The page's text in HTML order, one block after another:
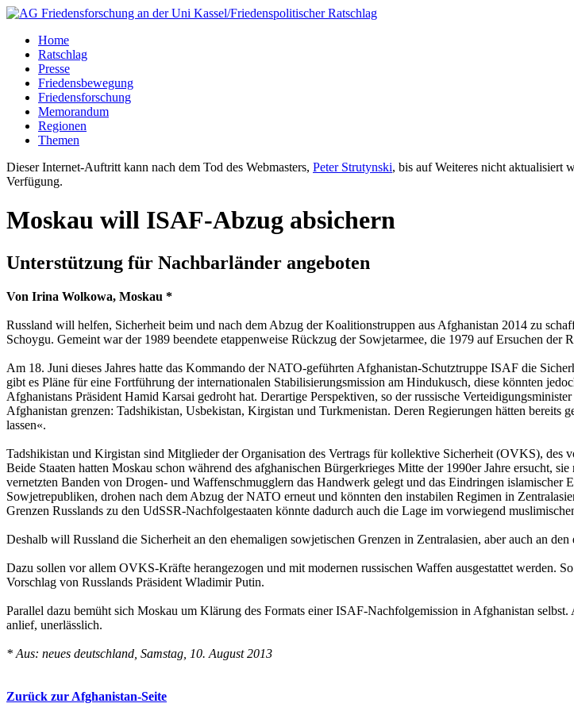
Home
Ratschlag
Presse
Friedensbewegung
Friedensforschung
Memorandum
Regionen
Themen
Dieser Internet-Auftritt kann nach dem Tod des Webmasters, Peter Strutynski, bis auf Weiteres nicht aktualisiert
Verfügung.
Moskau will ISAF-Abzug absichern
Unterstützung für Nachbarländer angeboten
Von Irina Wolkowa, Moskau *
Russland will helfen, Sicherheit beim und nach dem Abzug der Koalitionstruppen aus Afghanistan 2014 zu
Schoygu. Gemeint war der 1989 beendete etappenweise Rückzug der Sowjetarmee, die 1979 auf Ersuchen der
Am 18. Juni dieses Jahres hatte das Kommando der NATO-geführten Afghanistan-Schutztruppe ISAF die
gibt es Pläne für eine Fortführung der internationalen Stabilisierungsmission am Hindukusch, diese könnten
Afghanistans Präsident Hamid Karsai gedroht hat. Derartige Perspektiven, so der russische
Afghanistan grenzen: Tadshikistan, Usbekistan, Kirgistan und Turkmenistan. Deren Regierungen hätten
lassen«.
Tadshikistan und Kirgistan sind Mitglieder der Organisation des Vertrags für kollektive Sicherheit (OVKS), des
Beide Staaten hatten Moskau schon während des afghanischen Bürgerkrieges Mitte der 1990er Jahre ersucht,
vernetzten Banden von Drogen- und Waffenschmugglern das Handwerk gelegt und das Eindringen
Sowjetrepubliken, drohen nach dem Abzug der NATO erneut und könnten den instabilen Regimen in
Grenzen Russlands zu den UdSSR-Nachfolgestaaten könnte dadurch auch die Lage im vorwiegend
Deshalb will Russland die Sicherheit an den ehemaligen sowjetischen Grenzen in Zentralasien, aber auch an
Dazu sollen vor allem OVKS-Kräfte herangezogen und mit modernen russischen Waffen ausgestattet werden.
Vorschlag von Russlands Präsident Wladimir Putin.
Parallel dazu bemüht sich Moskau um Klärung des Formats einer ISAF-Nachfolgemission in Afghanistan
anlief, unerlässlich.
* Aus: neues deutschland, Samstag, 10. August 2013
Zurück zur Afghanistan-Seite